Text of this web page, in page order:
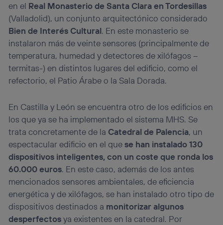
en el Real Monasterio de Santa Clara en Tordesillas
(Valladolid), un conjunto arquitectónico considerado
Bien de Interés Cultural. En este monasterio se
instalaron más de veinte sensores (principalmente de
temperatura, humedad y detectores de xilófagos –
termitas-) en distintos lugares del edificio, como el
refectorio, el Patio Árabe o la Sala Dorada.
En Castilla y León se encuentra otro de los edificios en
los que ya se ha implementado el sistema MHS. Se
trata concretamente de la Catedral de Palencia, un
espectacular edificio en el quese han instalado 130
dispositivos inteligentes, con un coste que ronda los
60.000 euros. En este caso, además de los antes
mencionados sensores ambientales, de eficiencia
energética y de xilófagos, se han instalado otro tipo de
dispositivos destinados a monitorizar algunos
desperfectosya existentes en la catedral. Por